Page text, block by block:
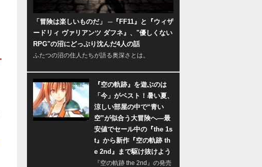
「冒険は楽しいものだ」 ─『FF11』と『ウィザ
ードリィ ヴァリアンツ ダフネ』、"優しくない
RPG"の沼にどっぷり沈んだ4人の話
ふたつの沼の住人たちが語る奥深さとは。
『空の軌跡』を遊ぶのは
「今」がベスト！暑い夏、
涼しい部屋の中で“青い
空”が似合う大冒険へ―最
安値でセール中の『the 1s
t』から新作『空の軌跡 th
e 2nd』まで駆け抜けよう
『空の軌跡 the 2nd』の発売